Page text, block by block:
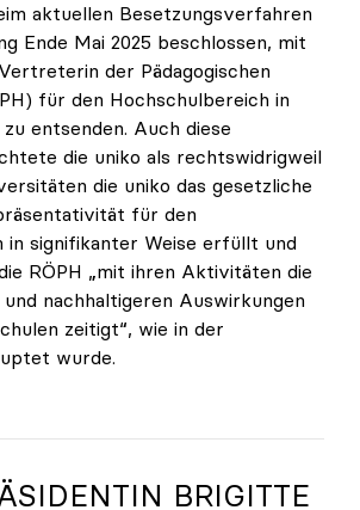
aktuellen Besetzungsverfahren
Ende Mai 2025 beschlossen, mit
der Pädagogischen
für den Hochschulbereich in
entsenden. Auch diese
die uniko als rechtswidrigweil
die uniko das gesetzliche
für den
in signifikanter Weise erfüllt und
RÖPH „mit ihren Aktivitäten die
nachhaltigeren Auswirkungen
zeitigt“, wie in der
wurde.
Regierung entsendet nun doch
BRIGITTE